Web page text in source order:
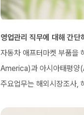
영업관리 직무에 대해 간단
자동차 애프터마켓 부품을
America)과 아시아태평양
주요업무는 해외시장조사,